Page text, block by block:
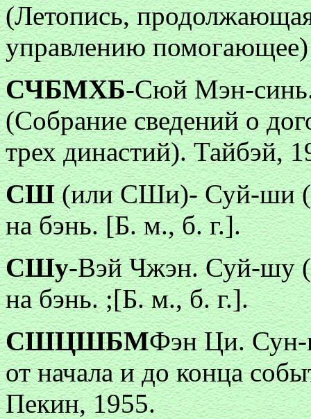
(Летопись,
управлению
СЧБМХБ-Сюй Мэн-синь.
(Собрание сведений о
трех династий). Тайбэй,
СШ(или СШи)- Суй-ши
на бэнь. [Б. м., б. г.].
СШу-Вэй Чжэн. Суй-шу
на бэнь. ;[Б. м., б. г.].
СШЦШБМФэн Ци. Сун-
от начала и до конца
Пекин, 1955.